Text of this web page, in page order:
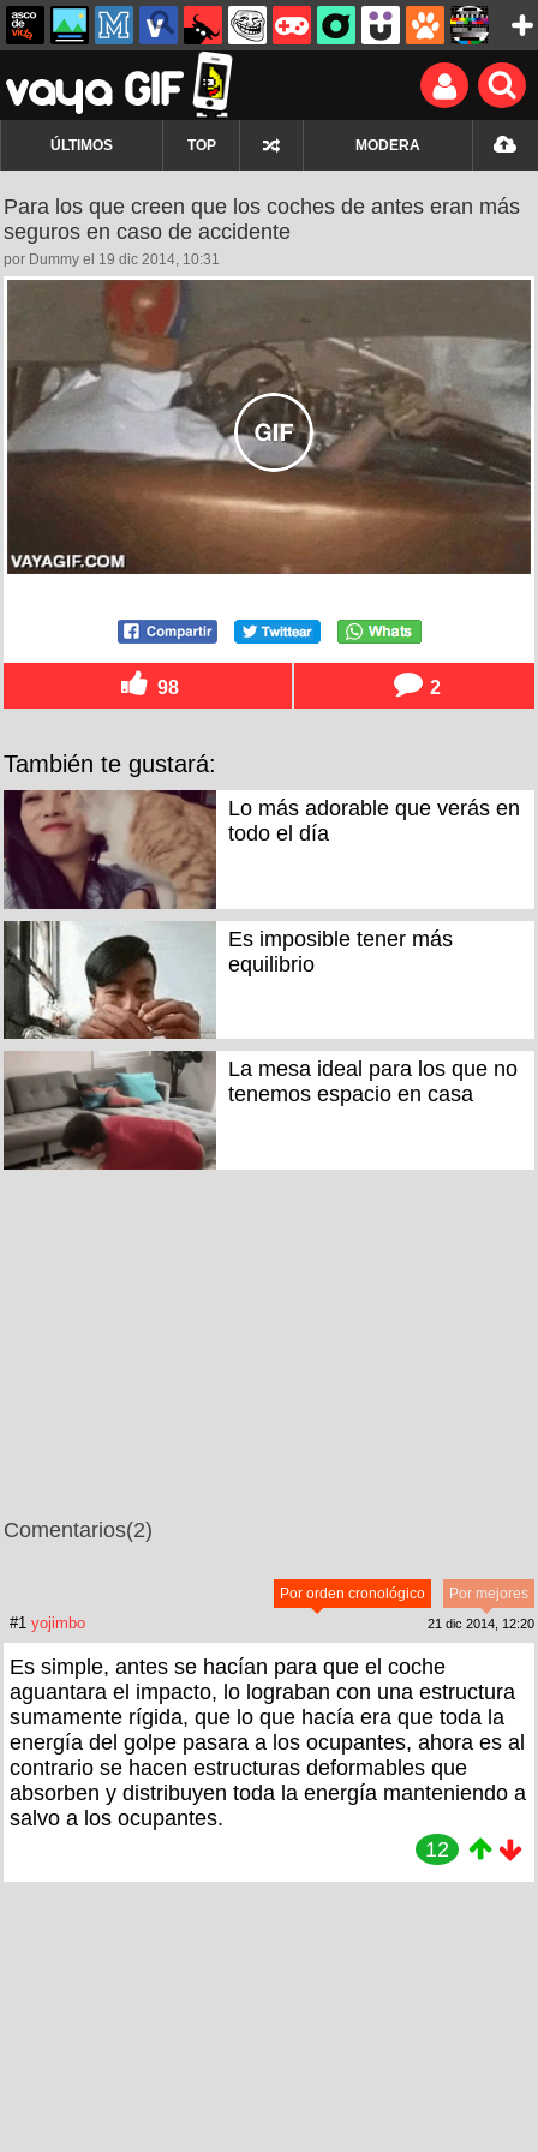
ÚLTIMOS TOP MODERA
Para los que creen que los coches de antes eran más
seguros en caso de accidente
por Dummy el 19 dic 2014, 10:31
98 2
También te gustará:
Lo más adorable que verás en
todo el día
Es imposible tener más
equilibrio
La mesa ideal para los que no
tenemos espacio en casa
Comentarios(2)
Por mejores
Por orden cronológico
#1 yojimbo 21 dic 2014, 12:20
Es simple, antes se hacían para que el coche
aguantara el impacto, lo lograban con una estructura
sumamente rígida, que lo que hacía era que toda la
energía del golpe pasara a los ocupantes, ahora es al
contrario se hacen estructuras deformables que
absorben y distribuyen toda la energía manteniendo a
salvo a los ocupantes.
12